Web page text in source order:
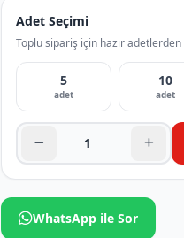
Adet Seçimi
Toplu sipariş için hazır
5
adet
10
adet
WhatsApp ile Sor